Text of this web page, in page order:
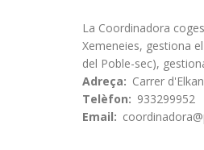
La Coordinadora
Xemeneies, gestiona
del Poble-sec),
Adreça
Carrer
Telèfon
933299952
Email